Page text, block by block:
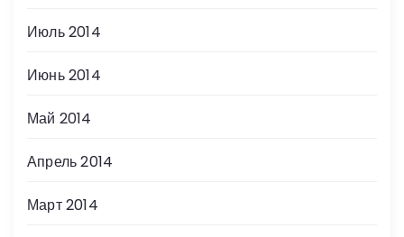
Июль 2014
Июнь 2014
Май 2014
Апрель 2014
Март 2014